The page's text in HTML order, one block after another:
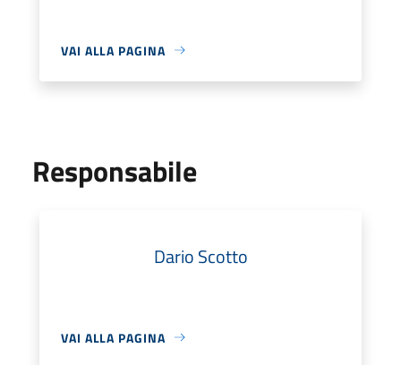
VAI ALLA PAGINA
Responsabile
Dario Scotto
VAI ALLA PAGINA